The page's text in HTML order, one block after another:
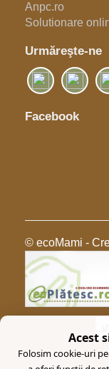
Anpc.ro
Solutionare
Urmăreşte-ne
Facebook
© ecoMami -
Acest
Folosim cookie-uri